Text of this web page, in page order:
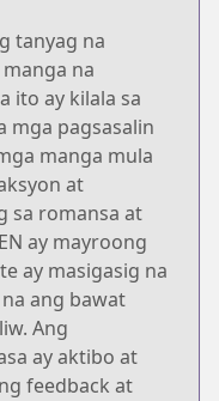
tanyag na
na
ito ay kilala sa
mga pagsasalin
manga mula
at
sa romansa at
ay mayroong
ay masigasig na
ang bawat
Ang
ay aktibo at
feedback at